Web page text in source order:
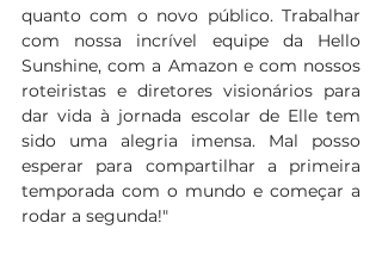
quanto com o novo público. Trabalhar
com nossa incrível equipe da Hello
Sunshine, com a Amazon e com nossos
roteiristas e diretores visionários para
dar vida à jornada escolar de Elle tem
sido uma alegria imensa. Mal posso
esperar para compartilhar a primeira
temporada com o mundo e começar a
rodar a segunda!"